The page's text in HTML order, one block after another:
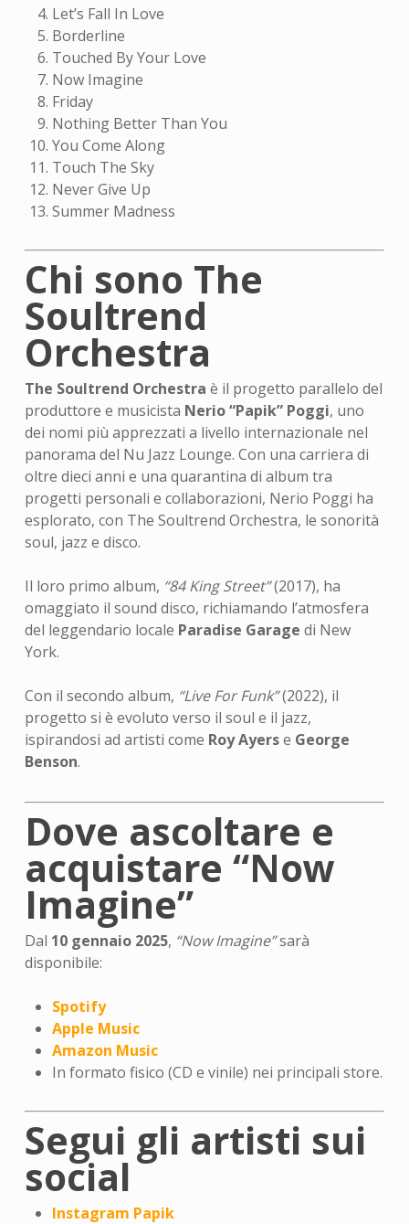
Let’s Fall In Love
Borderline
Touched By Your Love
Now Imagine
Friday
Nothing Better Than You
You Come Along
Touch The Sky
Never Give Up
Summer Madness
Chi sono The
Soultrend
Orchestra
The Soultrend Orchestra è il progetto parallelo del
produttore e musicista Nerio “Papik” Poggi, uno
dei nomi più apprezzati a livello internazionale nel
panorama del Nu Jazz Lounge. Con una carriera di
oltre dieci anni e una quarantina di album tra
progetti personali e collaborazioni, Nerio Poggi ha
esplorato, con The Soultrend Orchestra, le sonorità
soul, jazz e disco.
Il loro primo album, “84 King Street”(2017), ha
omaggiato il sound disco, richiamando l’atmosfera
del leggendario locale Paradise Garage di New
York.
Con il secondo album, “Live For Funk”(2022), il
progetto si è evoluto verso il soul e il jazz,
ispirandosi ad artisti come Roy Ayerse George
Benson.
Dove ascoltare e
acquistare “Now
Imagine”
Dal 10 gennaio 2025, “Now Imagine”sarà
disponibile:
Spotify
Apple Music
Amazon Music
In formato fisico (CD e vinile) nei principali store.
Segui gli artisti sui
social
Instagram Papik